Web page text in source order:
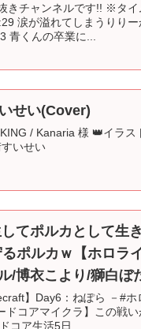
きチャンネルです!! ※タ
涙が溢れてしまうりり
青くんの卒業に...
せい(Cover)
/ Kanaria 様 👑イラ
いせい
してポルカとして
ポルカｗ【ホロラ
/博衣こより/獅白ぼ
】Day6：ねぽら －#ホ
ドコアマイクラ】この戦
コア生活5日...